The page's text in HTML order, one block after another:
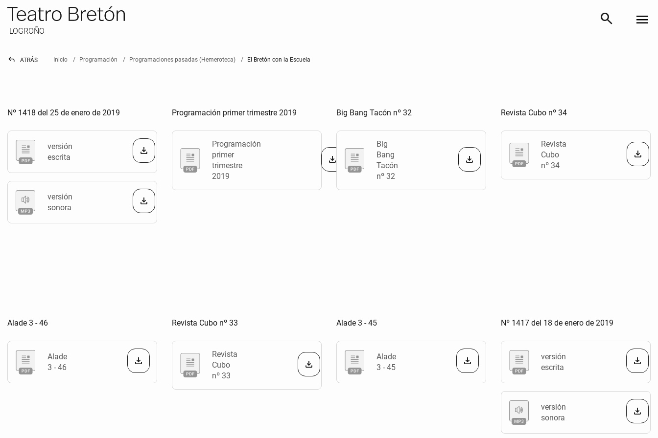
LOGROÑO
search menu
reply ATRÁS Inicio Programación Programaciones pasadas (Hemeroteca) El Bretón con la Escuela
Nº 1418 del 25 de enero de 2019
versión
escrita
versión
sonora
Programación primer trimestre 2019
Programación
primer
trimestre
2019
Big Bang Tacón nº 32
Big
Bang
Tacón
nº 32
Revista Cubo nº 34
Revista
Cubo
nº 34
Alade 3 - 46
Alade
3 - 46
Revista Cubo nº 33
Revista
Cubo
nº 33
Alade 3 - 45
Alade
3 - 45
Nº 1417 del 18 de enero de 2019
versión
escrita
versión
sonora